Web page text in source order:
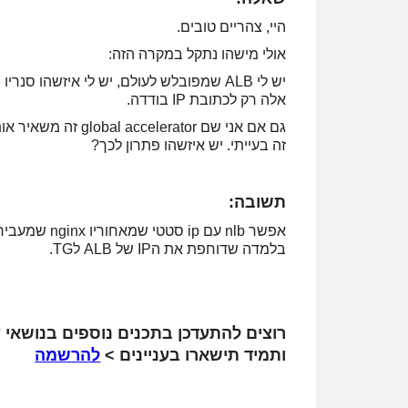
היי, צהריים טובים.
אולי מישהו נתקל במקרה הזה:
אלה רק לכתובת IP בודדה.
זה בעייתי. יש איזשהו פתרון לכך?
תשובה:
בלמדה שדוחפת את הIP של ALB לTG.
רוצים להתעדכן בתכנים נוספים בנושאי
ותמיד תישארו בעניינים > להרשמה